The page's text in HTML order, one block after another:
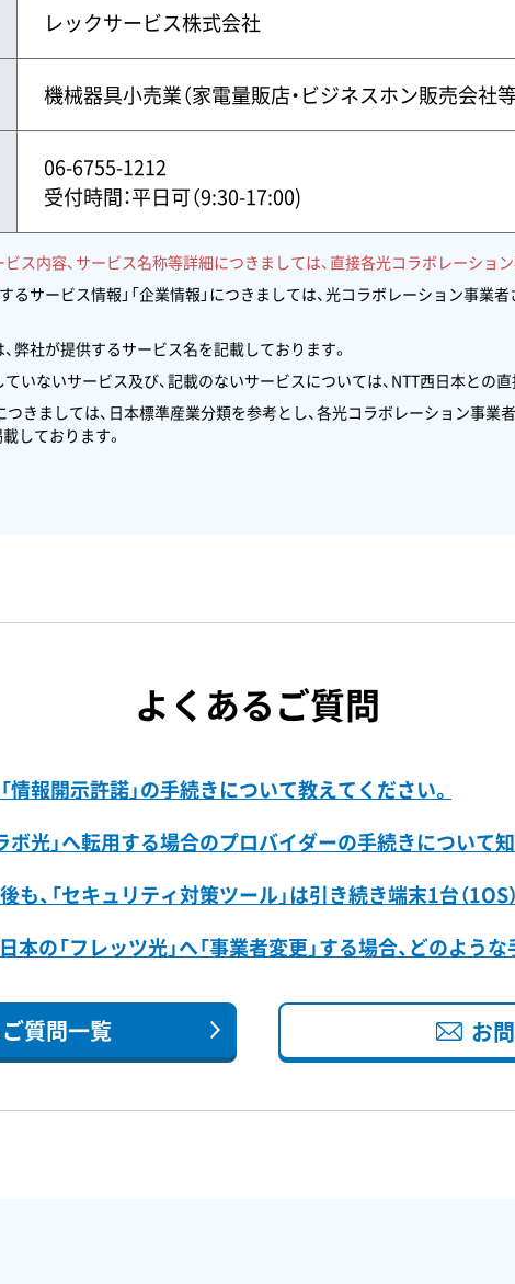
レックサービス株式会社
機械器具小売業（家電量販店・ビジネスホン販売会社等
06-6755-1212
受付時間：平日可（9:30-17:00)
ス内容、サービス名称等詳細につきましては、直接各光コラボレーショ
るサービス情報」「企業情報」につきましては、光コラボレーション事業
弊社が提供するサービス名を記載しております。
いないサービス及び、記載のないサービスについては、NTT西日本との
つきましては、日本標準産業分類を参考とし、各光コラボレーション事
しております。
よくあるご質問
情報開示許諾」の手続きについて教えてください。
ボ光」へ転用する場合のプロバイダーの手続きについて知
も、「セキュリティ対策ツール」は引き続き端末1台（
本の「フレッツ光」へ「事業者変更」する場合、どのよう
質問一覧 お